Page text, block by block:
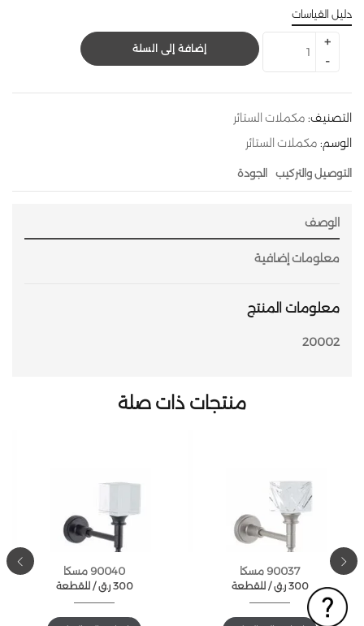
دليل القياسات
إضافة إلى السلة
التصنيف: مكملات الستائر
الوسم: مكملات الستائر
التوصيل والتركيب الجودة
الوصف
معلومات إضافية
معلومات المنتج
20002
منتجات ذات صلة
90037 مسكا
للقطعة / 300 ر.ق
90040 مسكا
للقطعة / 300 ر.ق